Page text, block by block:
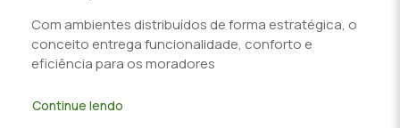
Com ambientes distribuídos de forma estratégica, o
conceito entrega funcionalidade, conforto e
eficiência para os moradores
Continue lendo